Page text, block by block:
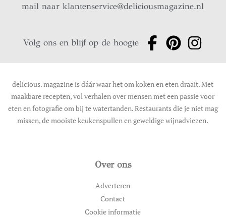
mail naarklantenservice@deliciousmagazine.nl
Volg ons en blijf op de hoogte
delicious. magazine is dáár waar het om koken en eten draait. Met
maakbare recepten, vol verhalen over mensen met een passie voor
eten en fotografie om bij te watertanden. Restaurants die je niet mag
missen, de mooiste keukenspullen en geweldige wijnadviezen.
Over ons
Adverteren
Contact
Cookie informatie